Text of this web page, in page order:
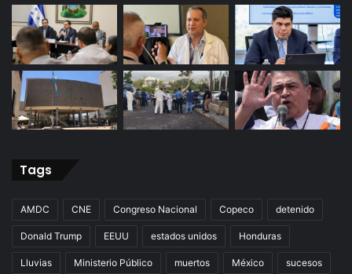
Tags
AMDC CNE Congreso Nacional Copeco detenido
Donald Trump EEUU estados unidos Honduras
Lluvias Ministerio Público muertos México sucesos